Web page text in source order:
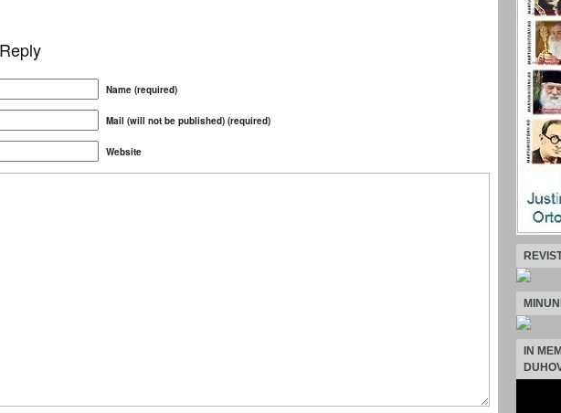
Name (required)
Mail (will not be published) (required)
Website
IN